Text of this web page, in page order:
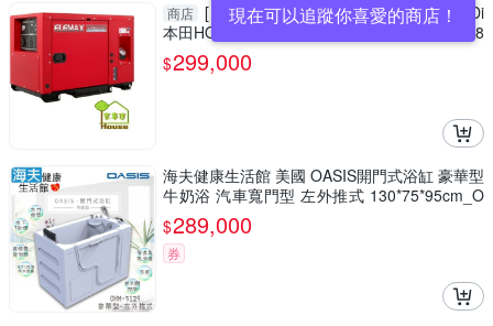
現在可以追蹤你喜愛的商店！
商店 [ 家事達 ] 日本製ELEMAX-SHX8000Di
本田HONDA引擎 單相變頻柴油防音型發電機 8
000W 特價 110V/220V
$299,000
海夫健康生活館 美國 OASIS開門式浴缸 豪華型
牛奶浴 汽車寬門型 左外推式 130*75*95cm_O
H-5129
$289,000
券